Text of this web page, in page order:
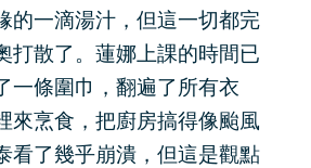
的一滴湯汁，但這一切都完
打散了。蓮娜上課的時間已
一條圍巾，翻遍了所有衣
來烹食，把廚房搞得像颱風
看了幾乎崩潰，但這是觀點